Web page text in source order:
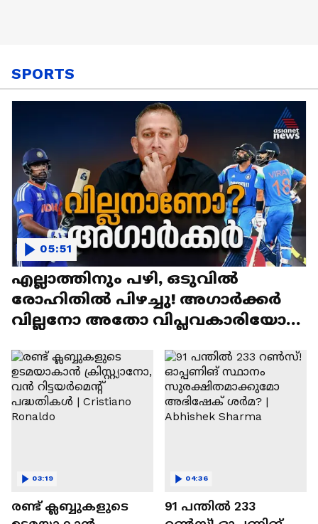
SPORTS
എല്ലാത്തിനും പഴി, ഒടുവില്‍
രോഹിതില്‍ പിഴച്ചു! അഗാര്‍ക്കർ
വില്ലനോ അതോ വിപ്ലവകാരിയോ? |
05:51
രണ്ട്‌ ക്ലബ്ബുകളുടെ
03:19
91 പന്തില്‍ 233
04:36